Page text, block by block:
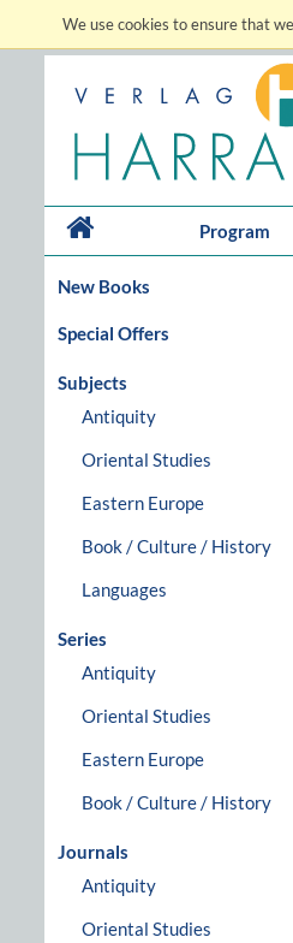
We use cookies to ensure that
Program
New Books
Special Offers
Subjects
Antiquity
Oriental Studies
Eastern Europe
Book / Culture / History
Languages
Series
Antiquity
Oriental Studies
Eastern Europe
Book / Culture / History
Journals
Antiquity
Oriental Studies